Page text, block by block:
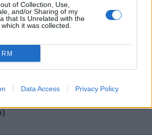
of Collection, Use,
and/or Sharing of my
that Is Unrelated with the
it was collected.
Data Access Privacy Policy